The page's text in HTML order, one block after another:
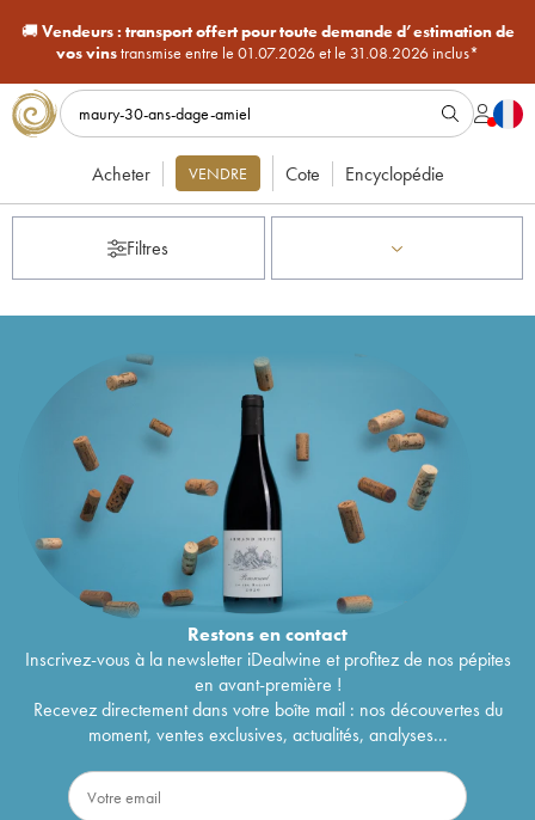
🚚Vendeurs : transport offert pour toute demande d’estimation de
vos vinstransmise entre le 01.07.2026 et le 31.08.2026 inclus*
Acheter VENDRE Cote Encyclopédie
Filtres
Restons encontact
Inscrivez-vous à la newsletter iDealwine et profitez de nos pépites
en avant-première !
Recevez directement dans votre boîte mail : nos découvertes du
moment, ventes exclusives, actualités, analyses...